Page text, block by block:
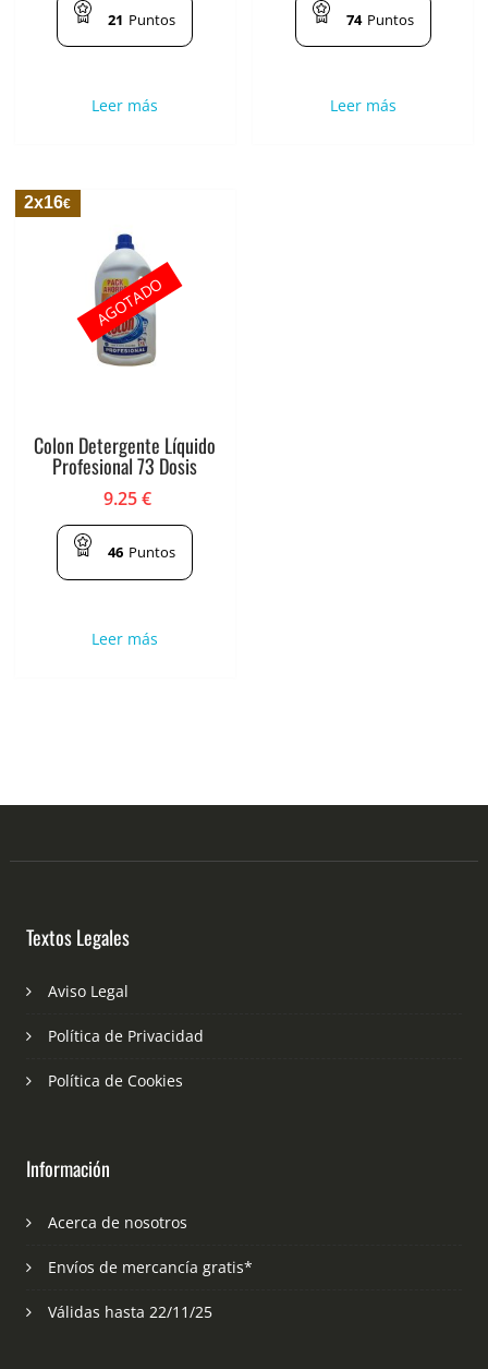
21 Puntos
Leer más
74 Puntos
Leer más
2x16€
Colon Detergente Líquido
Profesional 73 Dosis
9.25€
46 Puntos
Leer más
AGOTADO
Textos Legales
Aviso Legal
Política de Privacidad
Política de Cookies
Información
Acerca de nosotros
Envíos de mercancía gratis*
Válidas hasta 22/11/25